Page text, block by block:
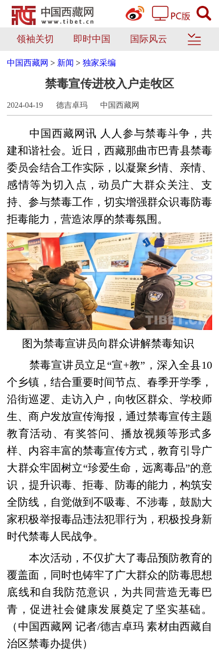
领袖关切 即时中国 国际风云
中国西藏网 > 新闻 >独家采编
禁毒宣传进校入户走牧区
2024-04-19 德吉卓玛 中国西藏网
中国西藏网讯 人人参与禁毒斗争，共
建和谐社会。 近 日，西藏那曲市巴青县禁毒
委员会结合工作实际，以凝聚乡情、亲情、
感情等为切入点，动员广大群众关注、支
持、参与禁毒工作，切实增强群众识毒防毒
拒毒能力，营造浓厚的禁毒氛围。
图为禁毒宣讲员向群众讲解禁毒知识
禁毒宣讲员立足“宣+教”，深入全县10
个乡镇，结合重要时间节点、春季开学季，
沿街巡逻、走访入户， 向牧区群众、学校师
生、商户发放宣传海报，通过禁毒宣传主题
教育活动、有奖答问、播放视频等形式多
样、内容丰富的禁毒宣传方式，教育引导广
大群众牢固树立“珍爱生命，远离毒品”的意
识， 提升识毒、拒毒、防毒的能力，构筑安
全防线， 自觉做到不吸毒、不涉毒 ，鼓励大
家积极举报毒品违法犯罪行为，积极投身新
时代禁毒人民战争。
本次活动，不仅扩大了毒品预防教育的
覆盖面，同时也铸牢了广大群众的防毒思想
底线和自我防范意识，为共同营造无毒巴
青，促进社会健康发展奠定了坚实基础。
（中国西藏网 记者/德吉卓玛 素材由西藏自
治区禁毒办提供）